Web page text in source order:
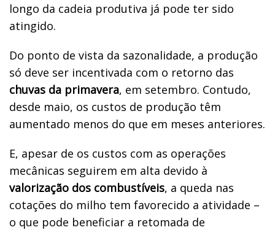
longo da cadeia produtiva já pode ter sido
atingido.
Do ponto de vista da sazonalidade, a produção
só deve ser incentivada com o retorno das
chuvas da primavera, em setembro. Contudo,
desde maio, os custos de produção têm
aumentado menos do que em meses anteriores.
E, apesar de os custos com as operações
mecânicas seguirem em alta devido à
valorização dos combustíveis, a queda nas
cotações do milho tem favorecido a atividade –
o que pode beneficiar a retomada de